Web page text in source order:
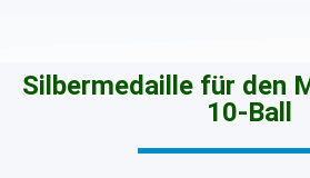
Silbermedaille für den
10-Ball